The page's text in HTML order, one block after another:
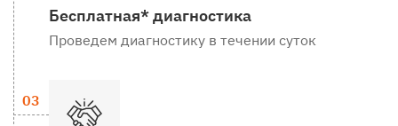
Бесплатная* диагностика
Проведем диагностику в течении суток